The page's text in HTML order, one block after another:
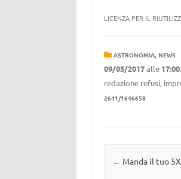
LICENZA PER IL
ASTRONOMIA, NEWS
09/05/2017alle 17:00
redazione refusi,
2641/1646658
Navigazione
← Manda il tuo